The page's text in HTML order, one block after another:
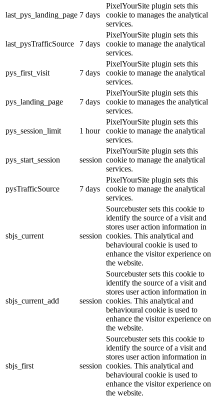
last_pys_landing_page 7 days
PixelYourSite plugin sets this
cookie to manages the analytical
services.
last_pysTrafficSource 7 days
PixelYourSite plugin sets this
cookie to manage the analytical
services.
pys_first_visit 7 days
PixelYourSite plugin sets this
cookie to manage the analytical
services.
pys_landing_page 7 days
PixelYourSite plugin sets this
cookie to manages the analytical
services.
pys_session_limit 1 hour
PixelYourSite plugin sets this
cookie to manage the analytical
services.
pys_start_session session
PixelYourSite plugin sets this
cookie to manage the analytical
services.
pysTrafficSource 7 days
PixelYourSite plugin sets this
cookie to manage the analytical
services.
sbjs_current session
Sourcebuster sets this cookie to
identify the source of a visit and
stores user action information in
cookies. This analytical and
behavioural cookie is used to
enhance the visitor experience on
the website.
sbjs_current_add session
Sourcebuster sets this cookie to
identify the source of a visit and
stores user action information in
cookies. This analytical and
behavioural cookie is used to
enhance the visitor experience on
the website.
sbjs_first session
Sourcebuster sets this cookie to
identify the source of a visit and
stores user action information in
cookies. This analytical and
behavioural cookie is used to
enhance the visitor experience on
the website.